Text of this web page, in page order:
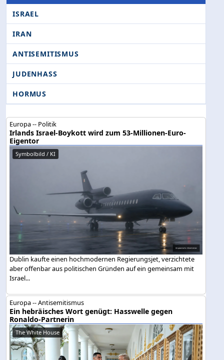
ISRAEL
IRAN
ANTISEMITISMUS
JUDENHASS
HORMUS
Europa -- Politik
Irlands Israel-Boykott wird zum 53-Millionen-Euro-
Eigentor
Symbolbild / KI
Dublin kaufte einen hochmodernen Regierungsjet, verzichtete
aber offenbar aus politischen Gründen auf ein gemeinsam mit
Israel...
Europa -- Antisemitismus
Ein hebräisches Wort genügt: Hasswelle gegen
Ronaldo-Partnerin
The White House